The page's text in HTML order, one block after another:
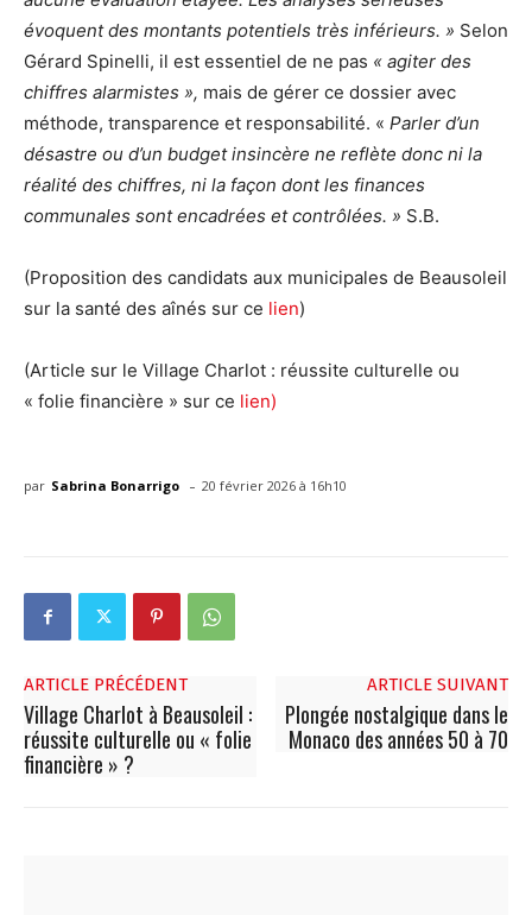
évoquent des montants potentiels très inférieurs. » Selon
Gérard Spinelli, il est essentiel de ne pas « agiter des
chiffres alarmistes », mais de gérer ce dossier avec
méthode, transparence et responsabilité. « Parler d’un
désastre ou d’un budget insincère ne reflète donc ni la
réalité des chiffres, ni la façon dont les finances
communales sont encadrées et contrôlées. » S.B.
(Proposition des candidats aux municipales de Beausoleil
sur la santé des aînés sur ce lien)
(Article sur le Village Charlot : réussite culturelle ou
« folie financière » sur ce lien)
par Sabrina Bonarrigo - 20 février 2026 à 16h10
ARTICLE PRÉCÉDENT
Village Charlot à Beausoleil :
réussite culturelle ou « folie
financière » ?
ARTICLE SUIVANT
Plongée nostalgique dans le
Monaco des années 50 à 70